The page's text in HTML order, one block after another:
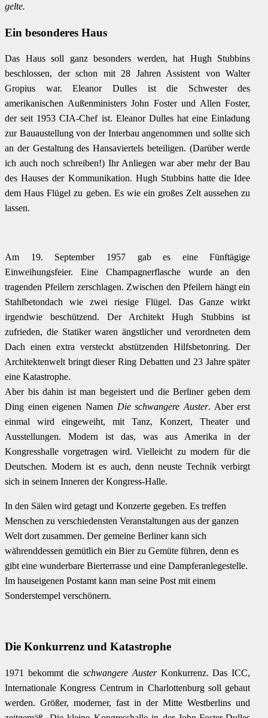
gelte.
Ein besonderes Haus
Das Haus soll ganz besonders werden, hat Hugh Stubbins
beschlossen, der schon mit 28 Jahren Assistent von Walter
Gropius war. Eleanor Dulles ist die Schwester des
amerikanischen Außenministers John Foster und Allen Foster,
der seit 1953 CIA-Chef ist. Eleanor Dulles hat eine Einladung
zur Bauaustellung von der Interbau angenommen und sollte sich
an der Gestaltung des Hansaviertels beteiligen. (Darüber werde
ich auch noch schreiben!) Ihr Anliegen war aber mehr der Bau
des Hauses der Kommunikation. Hugh Stubbins hatte die Idee
dem Haus Flügel zu geben. Es wie ein großes Zelt aussehen zu
lassen.
Am 19. September 1957 gab es eine Fünftägige
Einweihungsfeier. Eine Champagnerflasche wurde an den
tragenden Pfeilern zerschlagen. Zwischen den Pfeilern hängt ein
Stahlbetondach wie zwei riesige Flügel. Das Ganze wirkt
irgendwie beschützend. Der Architekt Hugh Stubbins ist
zufrieden, die Statiker waren ängstlicher und verordneten dem
Dach einen extra versteckt abstützenden Hilfsbetonring. Der
Architektenwelt bringt dieser Ring Debatten und 23 Jahre später
eine Katastrophe.
Aber bis dahin ist man begeistert und die Berliner geben dem
Ding einen eigenen Namen Die schwangere Auster. Aber erst
einmal wird eingeweiht, mit Tanz, Konzert, Theater und
Ausstellungen. Modern ist das, was aus Amerika in der
Kongresshalle vorgetragen wird. Vielleicht zu modern für die
Deutschen. Modern ist es auch, denn neuste Technik verbirgt
sich in seinem Inneren der Kongress-Halle.
In den Sälen wird getagt und Konzerte gegeben. Es treffen
Menschen zu verschiedensten Veranstaltungen aus der ganzen
Welt dort zusammen. Der gemeine Berliner kann sich
währenddessen gemütlich ein Bier zu Gemüte führen, denn es
gibt eine wunderbare Bierterrasse und eine Dampferanlegestelle.
Im hauseigenen Postamt kann man seine Post mit einem
Sonderstempel verschönern.
Die Konkurrenz und Katastrophe
1971 bekommt die schwangere Auster Konkurrenz. Das ICC,
Internationale Kongress Centrum in Charlottenburg soll gebaut
werden. Größer, moderner, fast in der Mitte Westberlins und